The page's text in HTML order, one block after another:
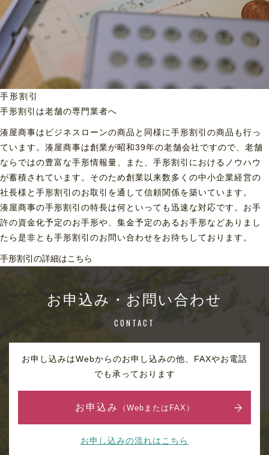
手形割引
手形割引は老舗の専門業者へ
湊屋商事はビジネスローンの商品と同様に手形割引の商品も行っ
ています。湊屋商事は創業が昭和39年の老舗会社ですので、老舗
ならではの豊富な手形情報量、また、手形割引におけるノウハウ
が蓄積されています。そのため創業以来数多くの中小企業経営の
社長様と手形割引のお取引を通して信頼関係を築いています。
湊屋商事の手形割引の特長は何といっても迅速な対応です。お手
許の資金化予定のお手形や、集金予定のあるお手形などありまし
たら是非とも手形割引のお問い合わせをお待ちしております。
手形割引の詳細はこちら
お申込み・お問い合わせ
CONTACT
お申し込みはWebからのお申し込みの他、FAXやお電話
でも承っております
お申込み （WebまたはFAX）
お申し込みの流れはこちら